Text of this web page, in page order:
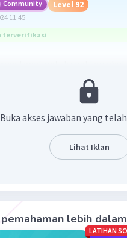
Community Level 92
11:45
terverifikasi
keanekaragaman
geologis
Buka akses jawaban yang
Lihat Iklan
lebih
LATIHAN